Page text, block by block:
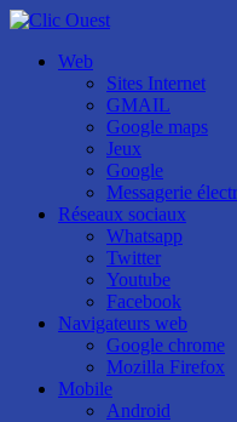
Web
Sites Internet
GMAIL
Google maps
Jeux
Google
Messagerie
Réseaux sociaux
Whatsapp
Twitter
Youtube
Facebook
Navigateurs web
Google chrome
Mozilla Firefox
Mobile
Android